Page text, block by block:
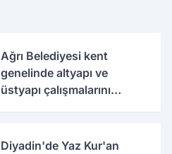
Ağrı Belediyesi kent
genelinde altyapı ve
üstyapı çalışmalarını
Diyadin'de Yaz Kur'an